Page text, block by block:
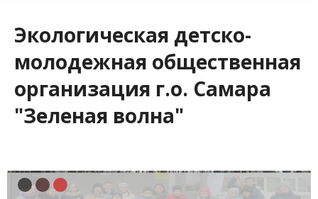
Экологическая детско-
молодежная общественная
организация г.о. Самара
"Зеленая волна"